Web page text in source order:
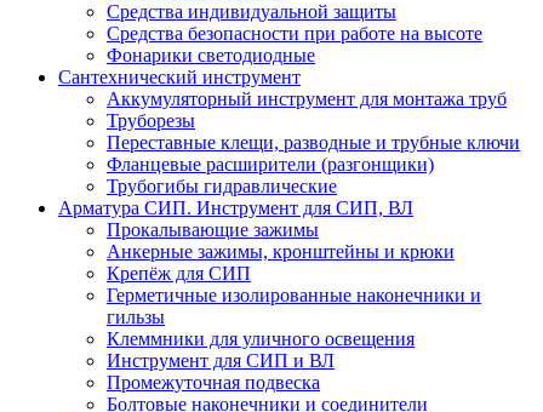
Средства индивидуальной защиты
Средства безопасности при работе на высоте
Фонарики светодиодные
Сантехнический инструмент
Аккумуляторный инструмент для монтажа труб
Труборезы
Переставные клещи, разводные и трубные ключи
Фланцевые расширители (разгонщики)
Трубогибы гидравлические
Арматура СИП. Инструмент для СИП, ВЛ
Прокалывающие зажимы
Анкерные зажимы, кронштейны и крюки
Крепёж для СИП
Герметичные изолированные наконечники и
гильзы
Клеммники для уличного освещения
Инструмент для СИП и ВЛ
Промежуточная подвеска
Болтовые наконечники и соединители